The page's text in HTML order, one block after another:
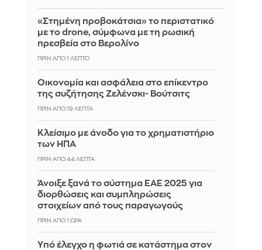
«Στημένη προβοκάτσια» το περιστατικό
με το drone, σύμφωνα με τη ρωσική
πρεσβεία στο Βερολίνο
ΠΡΙΝ ΑΠΌ 1 ΛΕΠΤΌ
Οικονομία και ασφάλεια στο επίκεντρο
της συζήτησης Ζελένσκι- Βούτσιτς
ΠΡΙΝ ΑΠΌ 19 ΛΕΠΤΆ
Κλείσιμο με άνοδο για το χρηματιστήριο
των ΗΠΑ
ΠΡΙΝ ΑΠΌ 44 ΛΕΠΤΆ
Άνοιξε ξανά το σύστημα ΕΑΕ 2025 για
διορθώσεις και συμπληρώσεις
στοιχείων από τους παραγωγούς
ΠΡΙΝ ΑΠΌ 1 ΏΡΑ
Yπό έλεγχο η φωτιά σε κατάστημα στον